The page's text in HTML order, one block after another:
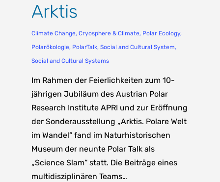
Arktis
Climate Change, Cryosphere & Climate, Polar Ecology,
Polarökologie, PolarTalk, Social and Cultural System,
Social and Cultural Systems
Im Rahmen der Feierlichkeiten zum 10-
jährigen Jubiläum des Austrian Polar
Research Institute APRI und zur Eröffnung
der Sonderausstellung „Arktis. Polare Welt
im Wandel“ fand im Naturhistorischen
Museum der neunte Polar Talk als
„Science Slam“ statt. Die Beiträge eines
multidisziplinären Teams…